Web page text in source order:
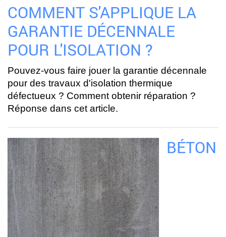
COMMENT S'APPLIQUE LA
GARANTIE DÉCENNALE
POUR L'ISOLATION ?
Pouvez-vous faire jouer la garantie décennale
pour des travaux d'isolation thermique
défectueux ? Comment obtenir réparation ?
Réponse dans cet article.
BÉTON